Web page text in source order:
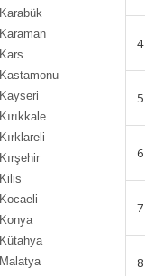
Karabük
Karaman
Kars
Kastamonu
Kayseri
Kırıkkale
Kırklareli
Kırşehir
Kilis
Kocaeli
Konya
Kütahya
Malatya
4
5
6
7
8